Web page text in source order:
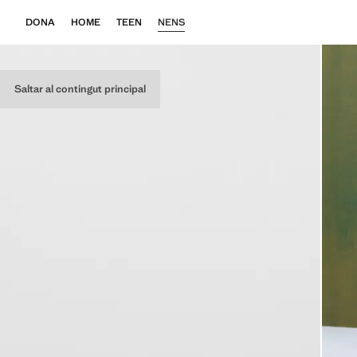
Saltar al contingut principal
DONA HOME TEEN NENS